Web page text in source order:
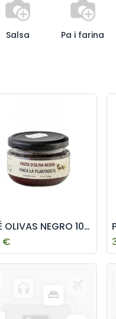
Salsa Pa i farina
PATÉ OLIVAS NEGRO 100g VEGETALIA
€